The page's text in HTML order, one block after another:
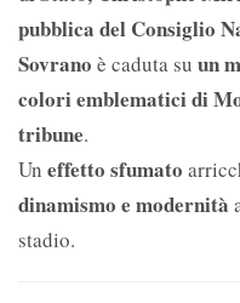
pubblica del Consiglio
Sovrano è caduta su un
colori emblematici di
tribune.
Un effetto sfumato
dinamismo e modernità
stadio.